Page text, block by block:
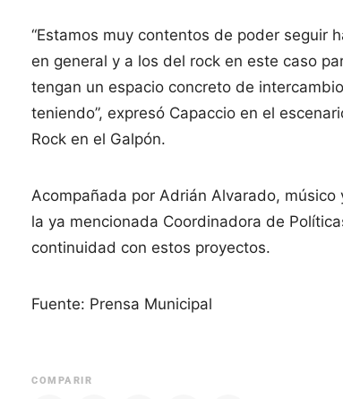
“Estamos muy contentos de poder seguir
en general y a los del rock en este caso
tengan un espacio concreto de
teniendo”, expresó Capaccio en el
Rock en el Galpón.
Acompañada por Adrián Alvarado,
la ya mencionada Coordinadora de
continuidad con estos proyectos.
Fuente: Prensa Municipal
COMPARIR